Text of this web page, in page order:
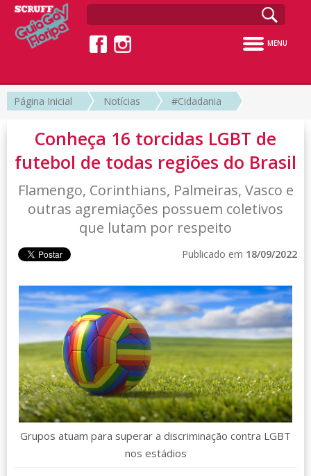
MENU
Página Inicial Notícias #Cidadania
Conheça 16 torcidas LGBT de
futebol de todas regiões do Brasil
Flamengo, Corinthians, Palmeiras, Vasco e
outras agremiações possuem coletivos
que lutam por respeito
Publicado em 18/09/2022
Grupos atuam para superar a discriminação contra LGBT
nos estádios